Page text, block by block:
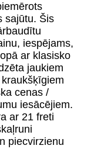
sajūtu. Šis
iespējams,
ar klasisko
jaukiem
cenas /
iesācējiem.
ar 21 freti
piecvirzienu